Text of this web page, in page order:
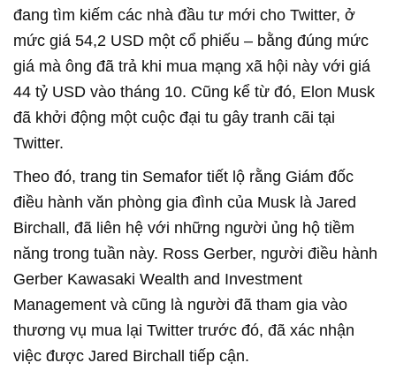
đang tìm kiếm các nhà đầu tư mới cho Twitter, ở
mức giá 54,2 USD một cổ phiếu – bằng đúng mức
giá mà ông đã trả khi mua mạng xã hội này với giá
44 tỷ USD vào tháng 10. Cũng kể từ đó, Elon Musk
đã khởi động một cuộc đại tu gây tranh cãi tại
Twitter.
Theo đó, trang tin Semafor tiết lộ rằng Giám đốc
điều hành văn phòng gia đình của Musk là Jared
Birchall, đã liên hệ với những người ủng hộ tiềm
năng trong tuần này. Ross Gerber, người điều hành
Gerber Kawasaki Wealth and Investment
Management và cũng là người đã tham gia vào
thương vụ mua lại Twitter trước đó, đã xác nhận
việc được Jared Birchall tiếp cận.